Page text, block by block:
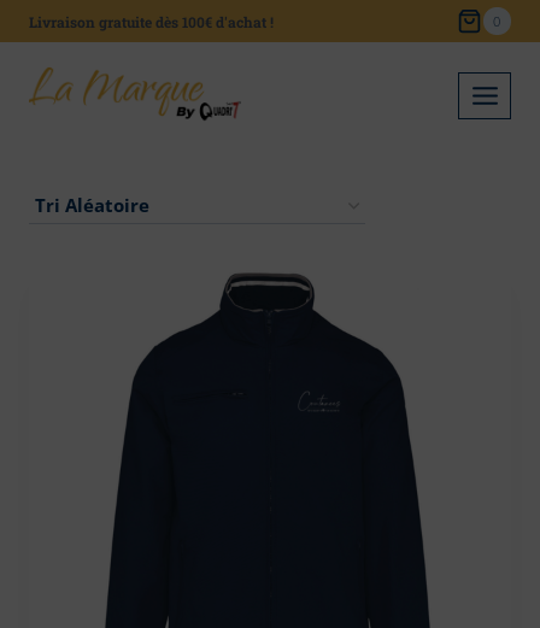
Skip
to
content
Livraison gratuite dès 100€ d'achat ! 0